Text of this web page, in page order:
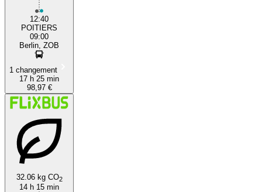
Poitiers
12:40
POITIERS
09:00
Berlin, ZOB
1 changement
17 h 25 min
98,97 €
32.06 kg CO2
14 h 15 min